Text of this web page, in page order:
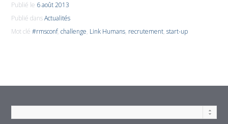
Publié le 6 août 2013
Publié dansActualités
Mot clé#rmsconf,challenge, Link Humans, recrutement,start-up